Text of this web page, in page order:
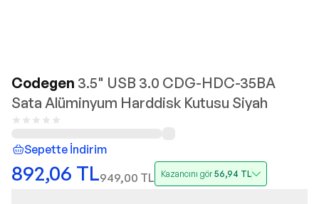
Codegen 3.5" USB 3.0 CDG-HDC-35BA
Sata Alüminyum Harddisk Kutusu Siyah
Sepette İndirim
892,06 TL949,00 TL Kazancını gör56,94 TL